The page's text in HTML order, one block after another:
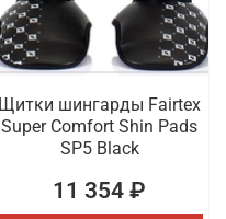
Щитки шингарды Fairtex
Super Comfort Shin Pads
SP5 Black
11 354 ₽